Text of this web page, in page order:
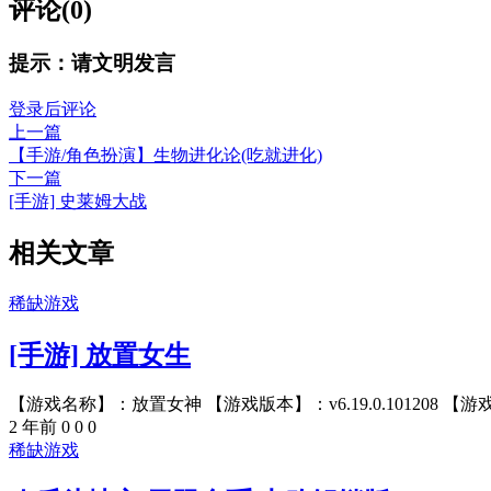
评论(0)
提示：请文明发言
登录后评论
上一篇
【手游/角色扮演】生物进化论(吃就进化)
下一篇
[手游] 史莱姆大战
相关文章
稀缺游戏
[手游] 放置女生
【游戏名称】：放置女神 【游戏版本】：v6.19.0.101208 【游
2 年前 0 0 0
稀缺游戏